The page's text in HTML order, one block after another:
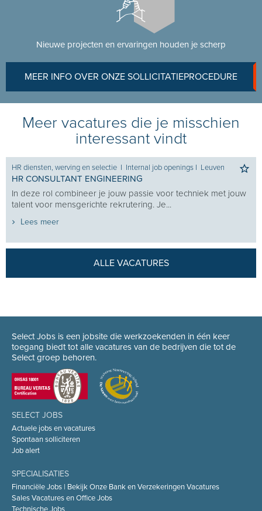
Nieuwe projecten en ervaringen houden je scherp
MEER INFO OVER ONZE SOLLICITATIEPROCEDURE
Meer vacatures die je misschien
interessant vindt
HR diensten, werving en selectie I Internal job openings I Leuven
HR CONSULTANT ENGINEERING
In deze rol combineer je jouw passie voor techniek met jouw
talent voor mensgerichte rekrutering. Je...
Lees meer
ALLE VACATURES
Select Jobs is een jobsite die werkzoekenden in één keer
toegang biedt tot alle vacatures van de bedrijven die tot de
Select groep behoren.
SELECT JOBS
Actuele jobs en vacatures
Spontaan solliciteren
Job alert
SPECIALISATIES
Financiële Jobs | Bekijk Onze Bank en Verzekeringen Vacatures
Sales Vacatures en Office Jobs